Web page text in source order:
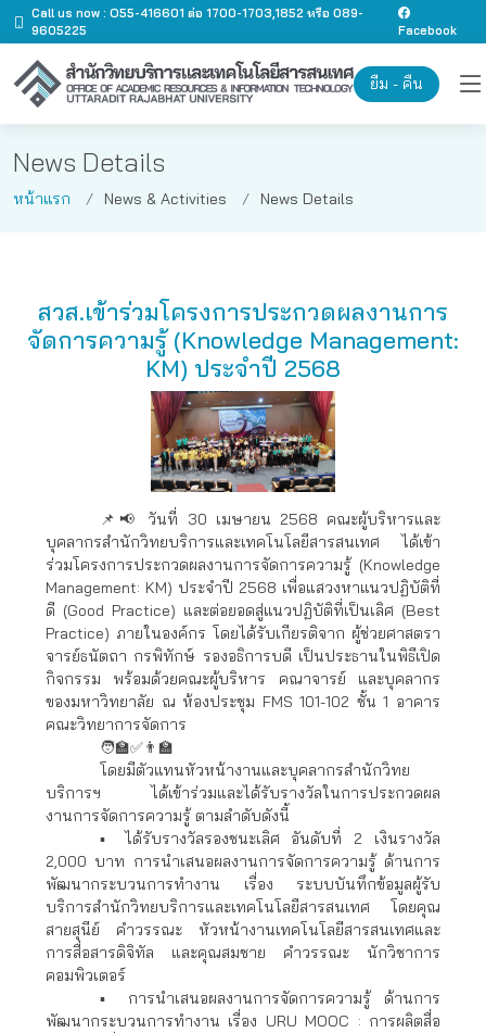
Call us now : O55-416601 ต่อ 1700-1703,1852 หรือ 089-
9605225
Facebook
ยืม - คืน
News Details
หน้าแรก News & Activities News Details
สวส.เข้าร่วมโครงการประกวดผลงานการ
จัดการความรู้ (Knowledge Management:
KM) ประจำปี 2568
📌📢 วันที่ 30 เมษายน 2568 คณะผู้บริหารและ
บุคลากรสำนักวิทยบริการและเทคโนโลยีสารสนเทศ ได้เข้า
ร่วมโครงการประกวดผลงานการจัดการความรู้ (Knowledge
Management: KM) ประจำปี 2568 เพื่อแสวงหาแนวปฏิบัติที่
ดี (Good Practice) และต่อยอดสู่แนวปฏิบัติที่เป็นเลิศ (Best
Practice) ภายในองค์กร โดยได้รับเกียรติจาก ผู้ช่วยศาสตรา
จารย์ธนัตถา กรพิทักษ์ รองอธิการบดี เป็นประธานในพิธีเปิด
กิจกรรม พร้อมด้วยคณะผู้บริหาร คณาจารย์ และบุคลากร
ของมหาวิทยาลัย ณ ห้องประชุม FMS 101-102 ชั้น 1 อาคาร
คณะวิทยาการจัดการ
🧑‍🏫✅👨‍🏫
โดยมีตัวแทนหัวหน้างานและบุคลากรสำนักวิทย
บริการฯ ได้เข้าร่วมและได้รับรางวัลในการประกวดผล
งานการจัดการความรู้ ตามลำดับดังนี้
▪️ ได้รับรางวัลรองชนะเลิศ อันดับที่ 2 เงินรางวัล
2,000 บาท การนำเสนอผลงานการจัดการความรู้ ด้านการ
พัฒนากระบวนการทำงาน เรื่อง ระบบบันทึกข้อมูลผู้รับ
บริการสํานักวิทยบริการและเทคโนโลยีสารสนเทศ โดยคุณ
สายสุนีย์ คำวรรณะ หัวหน้างานเทคโนโลยีสารสนเทศและ
การสื่อสารดิจิทัล และคุณสมชาย คําวรรณะ นักวิชาการ
คอมพิวเตอร์
▪️ การนำเสนอผลงานการจัดการความรู้ ด้านการ
พัฒนากระบวนการทำงาน เรื่อง URU MOOC : การผลิตสื่อ